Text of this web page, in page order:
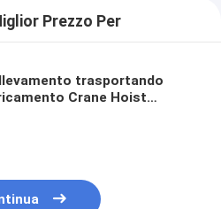
Prezzo Per
trasportando
Crane Hoist